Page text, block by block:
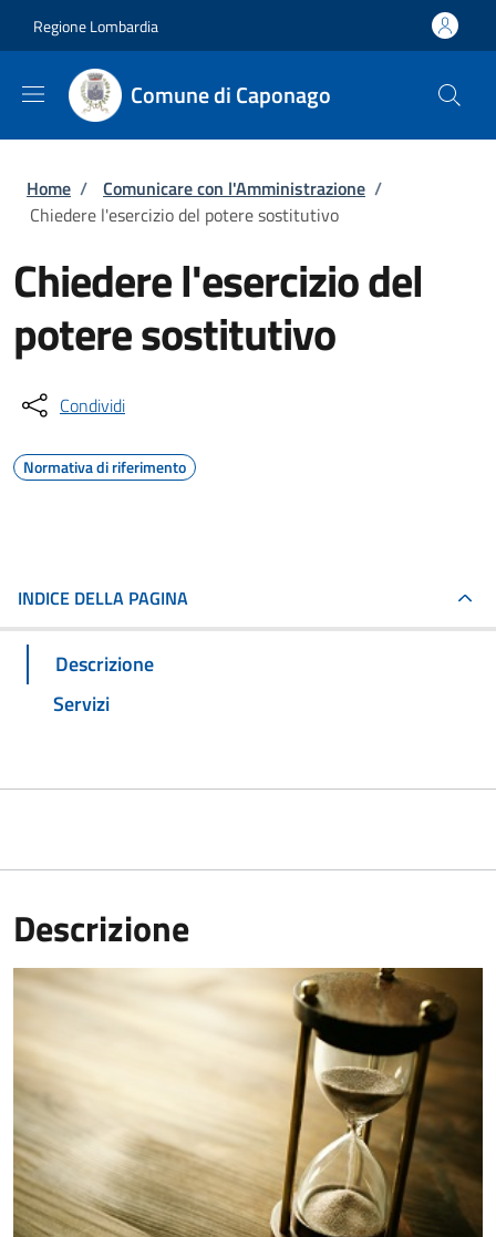
Regione Lombardia
Comune di Caponago
Briciole di pane
Home / Comunicare con l'Amministrazione /
Chiedere l'esercizio del potere sostitutivo
Chiedere l'esercizio del
potere sostitutivo
Condividi
Normativa di riferimento
INDICE DELLA PAGINA
Descrizione
Servizi
Descrizione